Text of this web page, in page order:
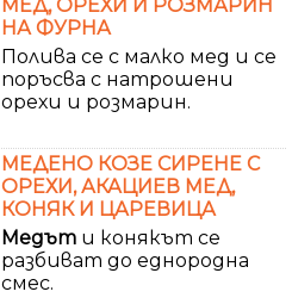
МЕД, ОРЕХИ И РОЗМАРИН
НА ФУРНА
Полива се с малко мед и се
поръсва с натрошени
орехи и розмарин.
МЕДЕНО КОЗЕ СИРЕНЕ С
ОРЕХИ, АКАЦИЕВ МЕД,
КОНЯК И ЦАРEВИЦА
Медът и конякът се
разбиват до еднородна
смес.